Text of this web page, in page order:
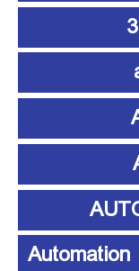
آموزش اتوماسیون صنعتی Automation